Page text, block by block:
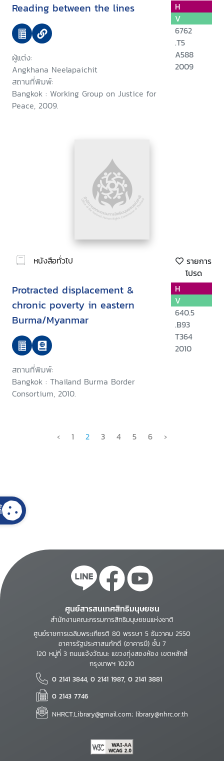
Reading between the lines
ผู้แต่ง:
Angkhana Neelapaichit
สถานที่พิมพ์:
Bangkok : Working Group on Justice for
Peace, 2009.
H
V
6762
.T5
A588
2009
หนังสือทั่วไป
รายการ
โปรด
Protracted displacement &
chronic poverty in eastern
Burma/Myanmar
สถานที่พิมพ์:
Bangkok : Thailand Burma Border
Consortium, 2010.
H
V
640.5
.B93
T364
2010
‹ 1 2 3 4 5 6 ›
ศูนย์สารสนเทศสิทธิมนุษยชน
สำนักงานคณะกรรมการสิทธิมนุษยชนแห่งชาติ
ศูนย์ราชการเฉลิมพระเกียรติ 80 พรรษา 5 ธันวาคม 2550
อาคารรัฐประศาสนภักดี (อาคารบี) ชั้น 7
120 หมู่ที่ 3 ถนนแจ้งวัฒนะ แขวงทุ่งสองห้อง เขตหลักสี่
กรุงเทพฯ 10210
0 2141 3844, 0 2141 1987, 0 2141 3881
0 2143 7746
NHRCT.Library@gmail.com; library@nhrc.or.th